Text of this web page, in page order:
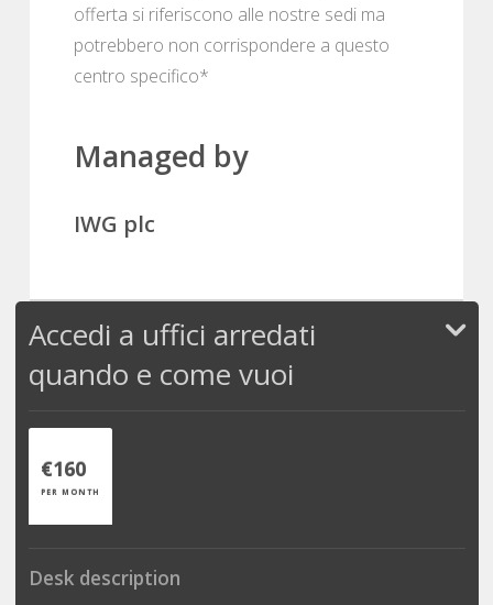
offerta si riferiscono alle nostre sedi ma
potrebbero non corrispondere a questo
centro specifico*
Managed by
IWG plc
Accedi a uffici arredati
quando e come vuoi
€160
PER MONTH
Desk description